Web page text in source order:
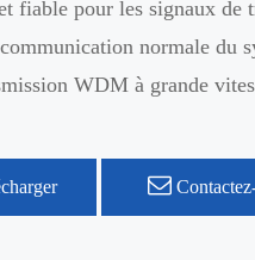
fiable pour les signaux de
normale du
WDM à grande